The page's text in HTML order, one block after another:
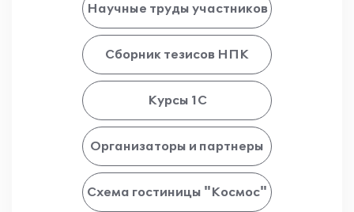
Научные труды участников
Сборник тезисов НПК
Курсы 1С
Организаторы и партнеры
Схема гостиницы "Космос"